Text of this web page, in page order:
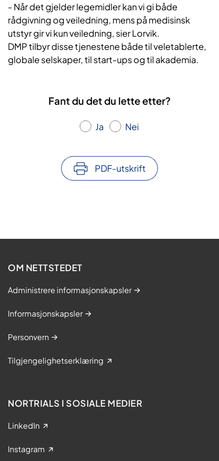
- Når det gjelder legemidler kan vi gi både
rådgivning og veiledning, mens på medisinsk
utstyr gir vi kun veiledning, sier Lorvik.
DMP tilbyr disse tjenestene både til veletablerte,
globale selskaper, til start-ups og til akademia.
Fant du det du lette etter?
Ja Nei
PDF-utskrift
OM NETTSTEDET
Administrere informasjonskapsler
Informasjonskapsler
Personvern
Tilgjengelighetserklæring
NORTRIALS I SOSIALE MEDIER
LinkedIn
Instagram